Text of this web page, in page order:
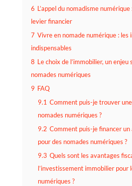
6 L’appel du nomadisme
levier financier
7 Vivre en nomade numérique : les
indispensables
8 Le choix de l’immobilier, un
nomades numériques
9 FAQ
9.1 Comment puis-je trouver
nomades numériques ?
9.2 Comment puis-je financer
pour des nomades numériques ?
9.3 Quels sont les avantages
l’investissement immobilier pour
numériques ?